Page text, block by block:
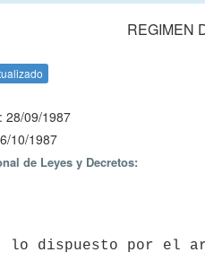
REGIMEN
28/09/1987
10/1987
de Leyes y Decretos: